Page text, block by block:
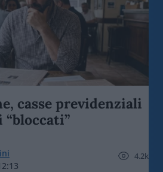
casse previdenziali
4.2k